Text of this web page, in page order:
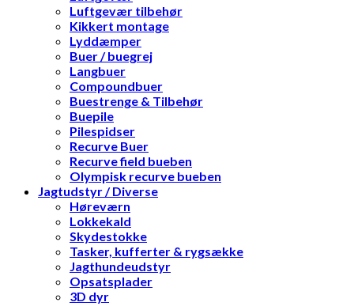
Luftgevær tilbehør
Kikkert montage
Lyddæmper
Buer / buegrej
Langbuer
Compoundbuer
Buestrenge & Tilbehør
Buepile
Pilespidser
Recurve Buer
Recurve field bueben
Olympisk recurve bueben
Jagtudstyr / Diverse
Høreværn
Lokkekald
Skydestokke
Tasker, kufferter & rygsække
Jagthundeudstyr
Opsatsplader
3D dyr